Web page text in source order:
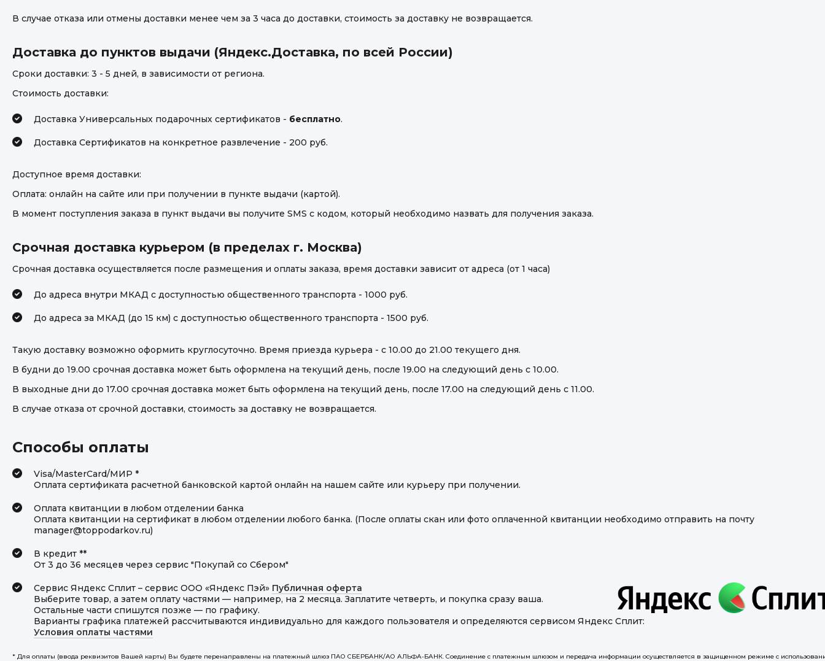
В случае отказа или отмены доставки менее чем за 3 часа до доставки, стоимость за доставку не возвращается.
Доставка до пунктов выдачи (Яндекс.Доставка, по всей России)
Сроки доставки: 3 - 5 дней, в зависимости от региона.
Стоимость доставки:
Доставка Универсальных подарочных сертификатов - бесплатно.
Доставка Сертификатов на конкретное развлечение - 200 руб.
Доступное время доставки:
Оплата: онлайн на сайте или при получении в пункте выдачи (картой).
В момент поступления заказа в пункт выдачи вы получите SMS с кодом, который необходимо назвать для получения заказа.
Срочная доставка курьером (в пределах г. Москва)
Срочная доставка осуществляется после размещения и оплаты заказа, время доставки зависит от адреса (от 1 часа)
До адреса внутри МКАД с доступностью общественного транспорта - 1000 руб.
До адреса за МКАД (до 15 км) с доступностью общественного транспорта - 1500 руб.
Такую доставку возможно оформить круглосуточно. Время приезда курьера - с 10.00 до 21.00 текущего дня.
В будни до 19.00 срочная доставка может быть оформлена на текущий день, после 19.00 на следующий день с 10.00.
В выходные дни до 17.00 срочная доставка может быть оформлена на текущий день, после 17.00 на следующий день с 11.00.
В случае отказа от срочной доставки, стоимость за доставку не возвращается.
Способы оплаты
Visa/MasterCard/МИР *
Оплата сертификата расчетной банковской картой онлайн на нашем сайте или курьеру при получении.
Оплата квитанции в любом отделении банка
Оплата квитанции на сертификат в любом отделении любого банка. (После оплаты скан или фото оплаченной квитанции необходимо отправить на почту
manager@toppodarkov.ru)
В кредит **
От 3 до 36 месяцев через сервис "Покупай со Сбером"
Сервис Яндекс Сплит – сервис ООО «Яндекс Пэй» Публичная оферта
Выберите товар, а затем оплату частями — например, на 2 месяца. Заплатите четверть, и покупка сразу ваша.
Остальные части спишутся позже — по графику.
Варианты графика платежей рассчитываются индивидуально для каждого пользователя и определяются сервисом Яндекс Сплит:
Условия оплаты частями
* Для оплаты (ввода реквизитов Вашей карты) Вы будете перенаправлены на платежный шлюз ПАО СБЕРБАНК/АО АЛЬФА-БАНК. Соединение с платежным шлюзом и передача информации осуществляется в защищенном режиме с